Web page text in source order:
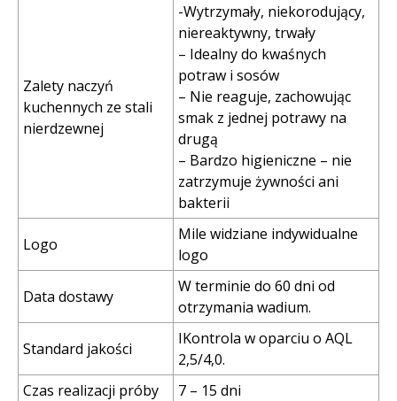
Zalety naczyń
kuchennych ze stali
nierdzewnej
-Wytrzymały, niekorodujący,
niereaktywny, trwały
– Idealny do kwaśnych
potraw i sosów
– Nie reaguje, zachowując
smak z jednej potrawy na
drugą
– Bardzo higieniczne – nie
zatrzymuje żywności ani
bakterii
Logo
Mile widziane indywidualne
logo
Data dostawy
W terminie do 60 dni od
otrzymania wadium.
Standard jakości
IKontrola w oparciu o AQL
2,5/4,0.
Czas realizacji próby
7 – 15 dni